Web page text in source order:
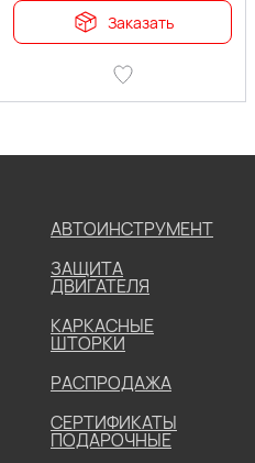
Заказать
АВТОИНСТРУМЕНТ
ЗАЩИТА
ДВИГАТЕЛЯ
КАРКАСНЫЕ
ШТОРКИ
РАСПРОДАЖА
СЕРТИФИКАТЫ
ПОДАРОЧНЫЕ